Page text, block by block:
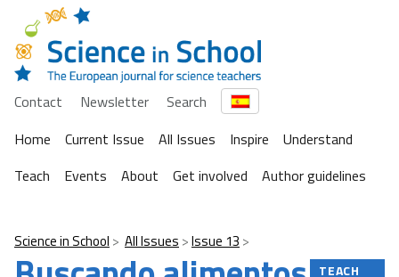
Contact Newsletter
Search
Home
Current Issue All Issues Inspire
Understand
Teach
Events About Get involved Author guidelines
Science in School All Issues Issue 13
TEACH